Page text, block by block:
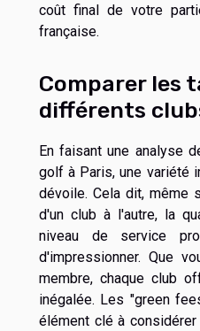
coût final de votre
française.
Comparer les
différents
En faisant une analyse
golf à Paris, une variété
dévoile. Cela dit, même
d'un club à l'autre, la
niveau de service
d'impressionner. Que
membre, chaque club
inégalée. Les "green
élément clé à